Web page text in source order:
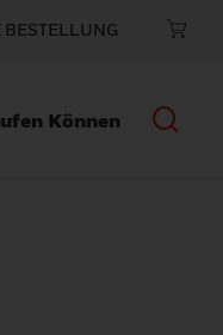
Können